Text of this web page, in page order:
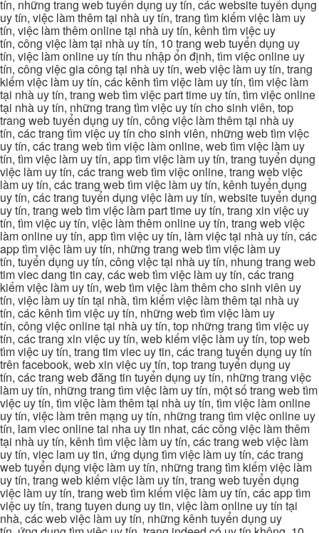
tín, những trang web tuyển dụng uy tín, các website tuyển dụng
uy tín, việc làm thêm tại nhà uy tín, trang tìm kiếm việc làm uy
tín, việc làm thêm online tại nhà uy tín, kênh tìm việc uy
tín, công việc làm tại nhà uy tín, 10 trang web tuyển dụng uy
tín, việc làm online uy tín thu nhập ổn định, tìm việc online uy
tín, công việc gia công tại nhà uy tín, web việc làm uy tín, trang
kiếm việc làm uy tín, các kênh tìm việc làm uy tín, tìm việc làm
tại nhà uy tín, trang web tìm việc part time uy tín, tìm việc online
tại nhà uy tín, những trang tìm việc uy tín cho sinh viên, top
trang web tuyển dụng uy tín, công việc làm thêm tại nhà uy
tín, các trang tìm việc uy tín cho sinh viên, những web tìm việc
uy tín, các trang web tìm việc làm online, web tìm việc làm uy
tín, tìm việc làm uy tín, app tìm việc làm uy tín, trang tuyển dụng
việc làm uy tín, các trang web tìm việc online, trang web việc
làm uy tín, các trang web tìm việc làm uy tín, kênh tuyển dụng
uy tín, các trang tuyển dụng việc làm uy tín, website tuyển dụng
uy tín, trang web tìm việc làm part time uy tín, trang xin việc uy
tín, tìm việc uy tín, việc làm thêm online uy tín, trang web việc
làm online uy tín, app tìm việc uy tín, làm việc tại nhà uy tín, các
app tìm việc làm uy tín, những trang web tìm việc làm uy
tín, tuyển dụng uy tín, công việc tại nhà uy tín, nhung trang web
tim viec dang tin cay, các web tìm việc làm uy tín, các trang
kiếm việc làm uy tín, web tìm việc làm thêm cho sinh viên uy
tín, việc làm uy tín tại nhà, tìm kiếm việc làm thêm tại nhà uy
tín, các kênh tìm việc uy tín, những web tìm việc làm uy
tín, công việc online tại nhà uy tín, top những trang tìm việc uy
tín, các trang xin việc uy tín, web kiếm việc làm uy tín, top web
tìm việc uy tín, trang tim viec uy tin, các trang tuyển dụng uy tín
trên facebook, web xin việc uy tín, top trang tuyển dụng uy
tín, các trang web đăng tin tuyển dụng uy tín, những trang việc
làm uy tín, những trang tìm việc làm uy tín, một số trang web tìm
việc uy tín, tìm việc làm thêm tại nhà uy tín, tìm việc làm online
uy tín, việc làm trên mạng uy tín, những trang tìm việc online uy
tín, lam viec online tai nha uy tin nhat, các công việc làm thêm
tại nhà uy tín, kênh tìm việc làm uy tín, các trang web việc làm
uy tín, viec lam uy tin, ứng dụng tìm việc làm uy tín, các trang
web tuyển dụng việc làm uy tín, những trang tìm kiếm việc làm
uy tín, trang web kiếm việc làm uy tín, trang web tuyển dụng
việc làm uy tín, trang web tìm kiếm việc làm uy tín, các app tìm
việc uy tín, trang tuyen dung uy tin, việc làm online uy tín tại
nhà, các web việc làm uy tín, những kênh tuyển dụng uy